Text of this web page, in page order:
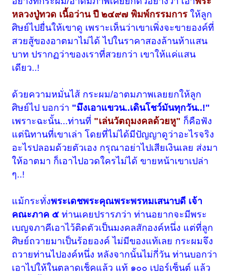
หลวงปู่ทวด เนื้อว่าน ปี ๒๔๙๗ พิมพ์กรรมการ ให้ลูก
ศิษย์ไปยื่นให้เขาดู เพราะเห็นว่าเขาเพิ่งจะขายองค์ที่
สวยสู้ของอาตมาไม่ได้ ไปในราคาสองล้านห้าแสน
บาท ปรากฏว่าของเราที่สวยกว่า เขาให้แค่แสน
เดียว..!
ด้วยความหมั่นไส้ กระผม/อาตมภาพเลยยกให้ลูก
ศิษย์ไป บอกว่า "มึงเอาแขวน..เดินโชว์มันทุกวัน..!"
เพราะฉะนั้น...ท่านที่ "เล่นวัตถุมงคลด้วยหู" ก็คือฟัง
แต่นิทานที่เขาเล่า โดยที่ไม่ได้มีปัญญาดูว่าอะไรจริง
อะไรปลอมด้วยตัวเอง กรุณาอย่าไปเสียเงินเลย ส่งมา
ให้อาตมา ก็เอาไปอวดใครไม่ได้ ขายหน้าเขาเปล่า
ๆ..!
แม้กระทั่งพระเดชพระคุณพระพรหมเสนาบดี เจ้า
คณะภาค ๕ ท่านเคยปรารภว่า ท่านอยากจะมีพระ
เบญจภาคีเอาไว้ติดตัวเป็นมงคลสักองค์หนึ่ง แต่ที่ลูก
ศิษย์ถวายมาเป็นร้อยองค์ ไม่มีของแท้เลย กระผมจึง
ถวายท่านไปองค์หนึ่ง หลังจากนั้นไม่กี่วัน ท่านบอกว่า
เอาไปให้ในตลาดเช็คแล้ว แท้ ๑๐๐ เปอร์เซ็นต์ แล้ว